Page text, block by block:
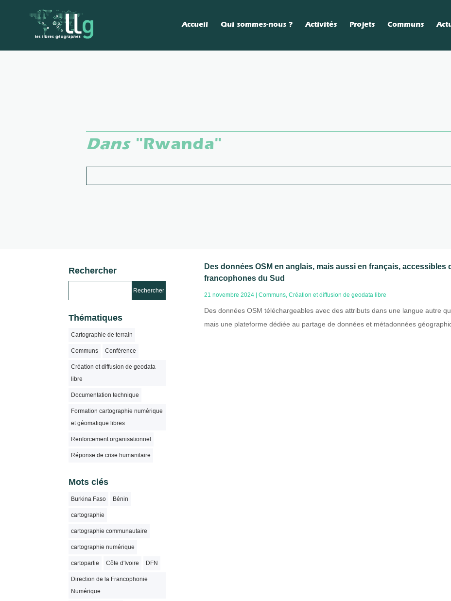
Accueil Qui sommes-nous ? Activités Projets Communs
Dans"Rwanda"
Rechercher
Thématiques
Cartographie de terrain
Communs Conférence
Création et diffusion de geodata
libre
Documentation technique
Formation cartographie numérique
et géomatique libres
Renforcement organisationnel
Réponse de crise humanitaire
Mots clés
Burkina Faso Bénin
cartographie
cartographie communautaire
cartographie numérique
cartopartie Côte d'Ivoire DFN
Direction de la Francophonie
Numérique
Des données OSM en anglais, mais aussi en français, accessibles
francophones du Sud
21 novembre 2024 |Communs,Création et diffusion de geodata libre
Des données OSM téléchargeables avec des attributs dans une langue autre
mais une plateforme dédiée au partage de données et métadonnées